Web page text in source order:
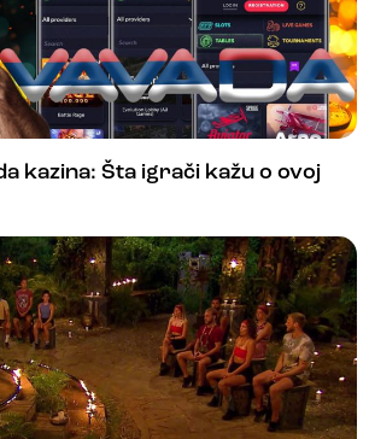
kazina: Šta igrači kažu o ovoj